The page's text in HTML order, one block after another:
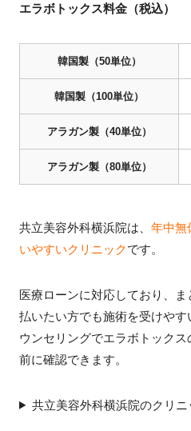
エラボトックス料金（税込）
韓国製（50単位）
韓国製（100単位）
アラガン製（40単位）
アラガン製（80単位）
共立美容外科横浜院は、 年中無
いやすいクリニックです。
医療ローンに対応しており、
払いたい方でも施術を受けや
ウンセリングでエラボトック
前に確認できます。
共立美容外科横浜院のクリニ